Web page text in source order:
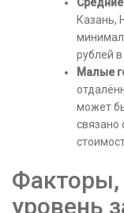
Казань,
рублей в
Малые
может
связано
уровень